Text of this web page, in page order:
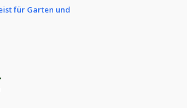
für Garten und